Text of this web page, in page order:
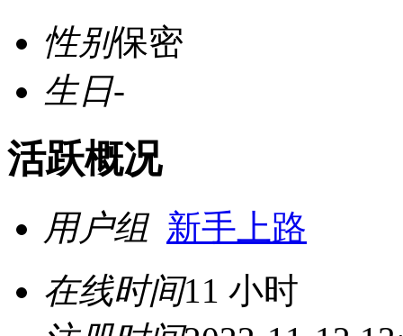
性别保密
生日-
活跃概况
用户组 新手上路
在线时间11 小时